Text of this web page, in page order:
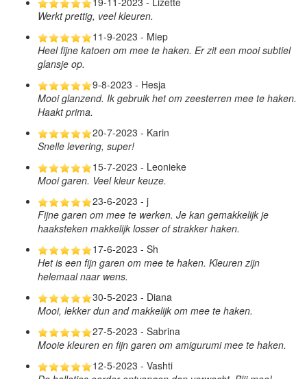
Werkt prettig, veel kleuren.
11-9-2023 - Miep
Heel fijne katoen om mee te haken. Er zit een mooi subtiel
glansje op.
9-8-2023 - Hesja
Mooi glanzend. Ik gebruik het om zeesterren mee te haken.
Haakt prima.
20-7-2023 - Karin
Snelle levering, super!
15-7-2023 - Leonieke
Mooi garen. Veel kleur keuze.
23-6-2023 - j
Fijne garen om mee te werken. Je kan gemakkelijk je
haaksteken makkelijk losser of strakker haken.
17-6-2023 - Sh
Het is een fijn garen om mee te haken. Kleuren zijn
helemaal naar wens.
30-5-2023 - Diana
Mooi, lekker dun and makkelijk om mee te haken.
27-5-2023 - Sabrina
Mooie kleuren en fijn garen om amigurumi mee te haken.
12-5-2023 - Vashti